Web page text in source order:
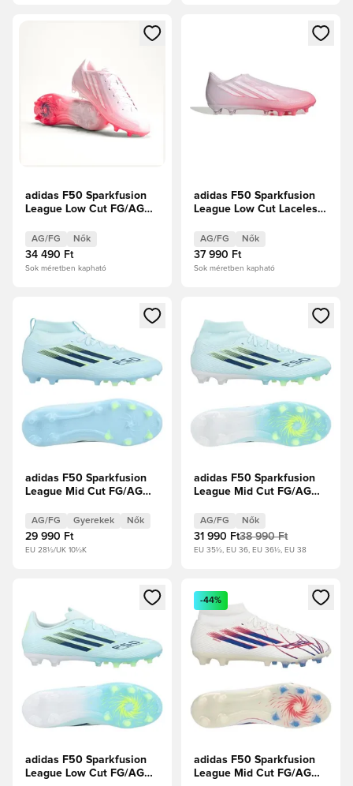
Megnyit egy modált a bejelentkezéshez vagy a tagként
adidas F50 Sparkfusion
League Low Cut FG/AG
AG/FG Nők
34 490 Ft
Sok méretben kapható
Megnyit egy modált a
adidas F50 Sparkfusion
League Low Cut Laceless
Női
AG/FG Nők
37 990 Ft
Sok méretben kapható
Megnyit egy modált a bejelentkezéshez vagy a tagként
adidas F50 Sparkfusion
League Mid Cut FG/AG
Mandulakék/Homokgyöngy/
Élénksárga Lány
AG/FG Gyerekek Nők
29 990 Ft
EU 28½/UK 10½K
Megnyit egy modált a
adidas F50 Sparkfusion
League Mid Cut FG/AG
Mandulakék/Homokgyöngy/
Élénksárga Női
AG/FG Nők
31 990 Ft38 990 Ft
EU 35½, EU 36, EU 36½, EU 38
Megnyit egy modált a bejelentkezéshez vagy a tagként
adidas F50 Sparkfusion
League Low Cut FG/AG
Megnyit egy modált a
-44%
adidas F50 Sparkfusion
League Mid Cut FG/AG